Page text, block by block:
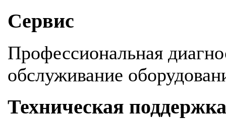
Сервис
Профессиональная
обслуживание
Техническая поддержка